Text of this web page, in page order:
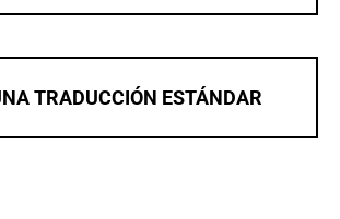
TRADUCCIÓN ESTÁNDAR